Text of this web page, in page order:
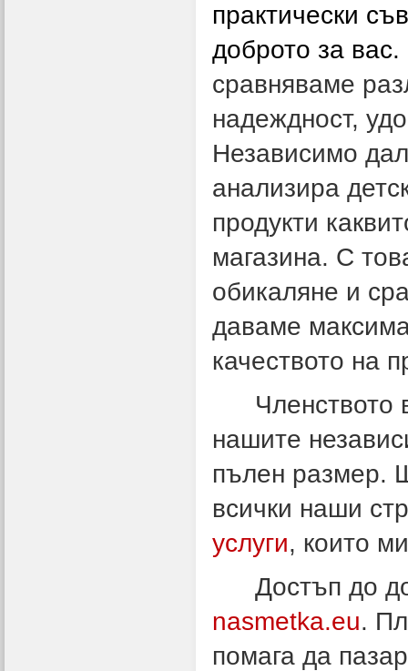
практически
доброто за вас.
сравняваме
надеждност,
Независимо
анализира
продукти
магазина. С
обикаляне и
даваме
качеството на
Членството
нашите
пълен размер.
всички наши
услуги, които
Достъп до
nasmetka.eu.
помага да